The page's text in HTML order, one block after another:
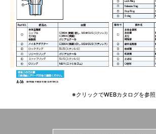
※クリックでWEBカタログを参照